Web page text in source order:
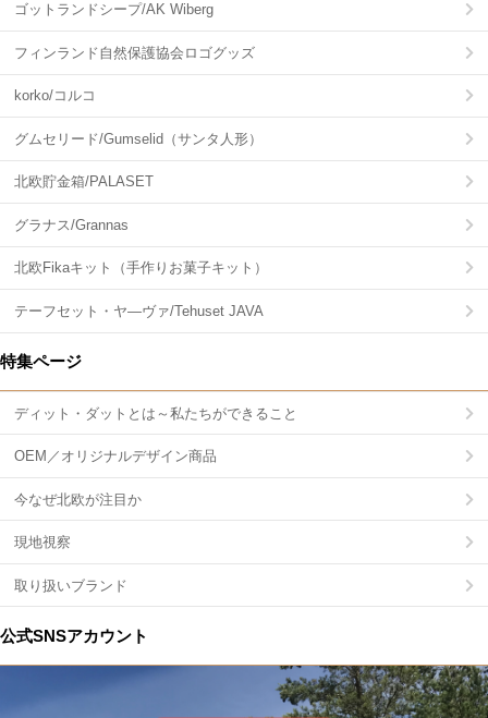
ゴットランドシープ/AK Wiberg
フィンランド自然保護協会ロゴグッズ
korko/コルコ
グムセリード/Gumselid（サンタ人形）
北欧貯金箱/PALASET
グラナス/Grannas
北欧Fikaキット（手作りお菓子キット）
テーフセット・ヤ―ヴァ/Tehuset JAVA
特集ページ
ディット・ダットとは～私たちができること
OEM／オリジナルデザイン商品
今なぜ北欧が注目か
現地視察
取り扱いブランド
公式SNSアカウント